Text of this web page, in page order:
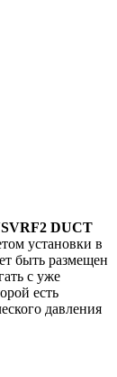
DUCT
установки в
быть размещен
с уже
есть
давления